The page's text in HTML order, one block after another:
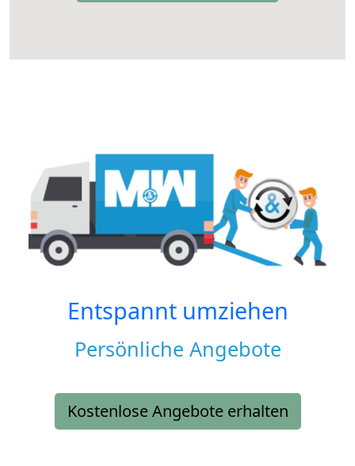
Entspannt umziehen
Persönliche Angebote
Kostenlose Angebote erhalten